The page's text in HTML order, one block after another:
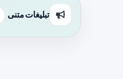
تبلیغات متنی